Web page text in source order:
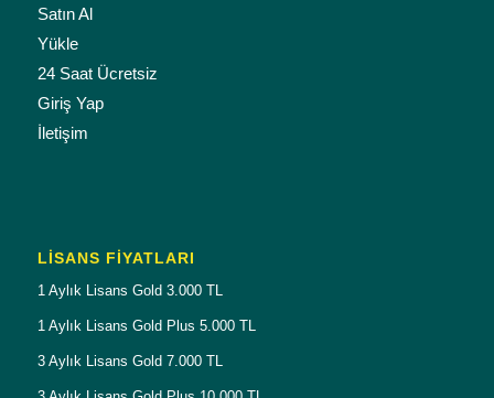
Satın Al
Yükle
24 Saat Ücretsiz
Giriş Yap
İletişim
LISANS FIYATLARI
1 Aylık Lisans Gold 3.000 TL
1 Aylık Lisans Gold Plus 5.000 TL
3 Aylık Lisans Gold 7.000 TL